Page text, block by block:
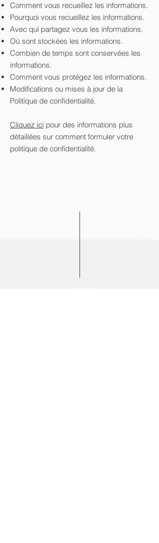
Comment vous recueillez les informations.
Pourquoi vous recueillez les informations.
Avec qui partagez vous les informations.
Où sont stockées les informations.
Combien de temps sont conservées les
informations.
Comment vous protégez les informations.
Modifications ou mises à jour de la
Politique de confidentialité.
Cliquez ici pour des informations plus
détaillées sur comment formuler votre
politique de confidentialité.